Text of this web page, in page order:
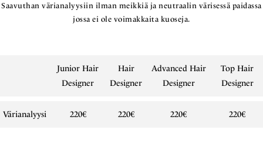
Saavuthan värianalyysiin ilman meikkiä ja neutraalin värisessä paidassa
jossa ei ole voimakkaita kuoseja.
Junior Hair
Designer
Hair
Designer
Advanced Hair
Designer
Top Hair
Designer
Värianalyysi 220€ 220€ 220€ 220€